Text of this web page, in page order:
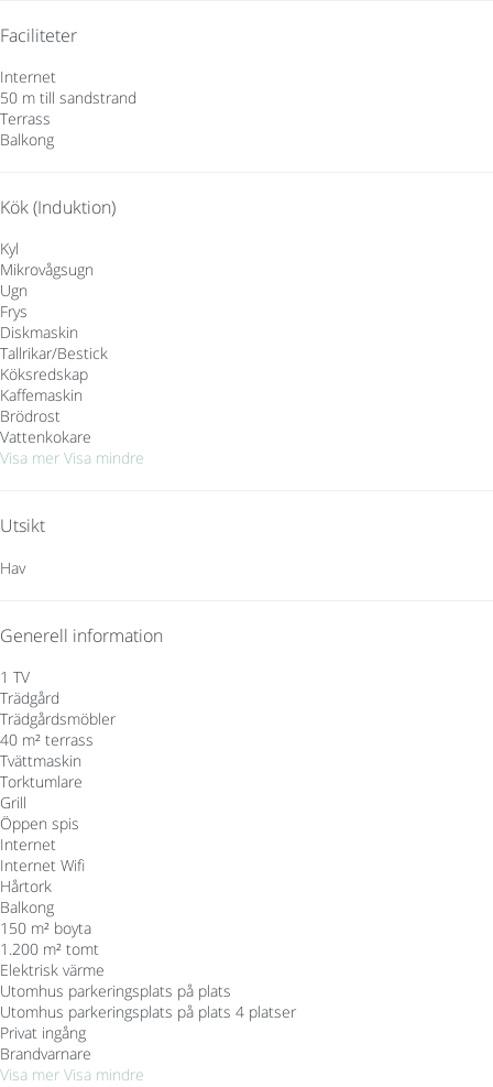
Faciliteter
Internet
50 m till sandstrand
Terrass
Balkong
Kök (Induktion)
Kyl
Mikrovågsugn
Ugn
Frys
Diskmaskin
Tallrikar/Bestick
Köksredskap
Kaffemaskin
Brödrost
Vattenkokare
Visa mer Visa mindre
Utsikt
Hav
Generell information
1 TV
Trädgård
Trädgårdsmöbler
40 m² terrass
Tvättmaskin
Torktumlare
Grill
Öppen spis
Internet
Internet Wifi
Hårtork
Balkong
150 m² boyta
1.200 m² tomt
Elektrisk värme
Utomhus parkeringsplats på plats
Utomhus parkeringsplats på plats 4 platser
Privat ingång
Brandvarnare
Visa mer Visa mindre